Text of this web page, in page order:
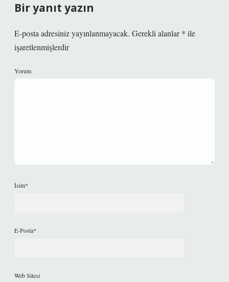
Bir yanıt yazın
E-posta adresiniz yayınlanmayacak. Gerekli alanlar* ile
işaretlenmişlerdir
Yorum
İsim*
E-Posta*
Web Sitesi